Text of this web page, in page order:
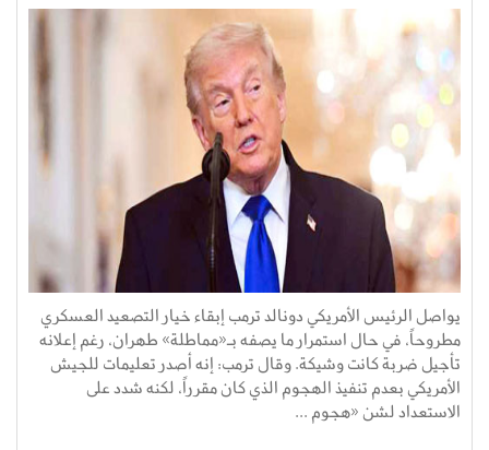
يواصل الرئيس الأمريكي دونالد ترمب إبقاء خيار التصعيد العسكري
مطروحاً، في حال استمرار ما يصفه بـ«مماطلة» طهران، رغم إعلانه
تأجيل ضربة كانت وشيكة. وقال ترمب: إنه أصدر تعليمات للجيش
الأمريكي بعدم تنفيذ الهجوم الذي كان مقرراً، لكنه شدد على
الاستعداد لشن «هجوم ...